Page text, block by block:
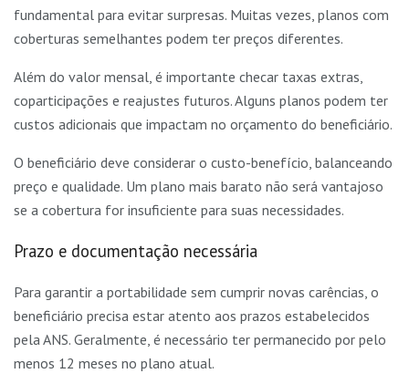
fundamental para evitar surpresas. Muitas vezes, planos com
coberturas semelhantes podem ter preços diferentes.
Além do valor mensal, é importante checar taxas extras,
coparticipações e reajustes futuros. Alguns planos podem ter
custos adicionais que impactam no orçamento do beneficiário.
O beneficiário deve considerar o custo-benefício, balanceando
preço e qualidade. Um plano mais barato não será vantajoso
se a cobertura for insuficiente para suas necessidades.
Prazo e documentação necessária
Para garantir a portabilidade sem cumprir novas carências, o
beneficiário precisa estar atento aos prazos estabelecidos
pela ANS. Geralmente, é necessário ter permanecido por pelo
menos 12 meses no plano atual.